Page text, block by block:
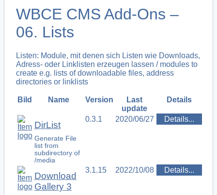
WBCE CMS Add-Ons –
06. Lists
Listen: Module, mit denen sich Listen wie Downloads,
Adress- oder Linklisten erzeugen lassen / modules to
create e.g. lists of downloadable files, address
directories or linklists
Bild Name Version
Last
update
Details
DirList
Generate File
list from
subdirectory of
/media
0.3.1 2020/06/27 Details...
Download
Gallery 3
3.1.15 2022/10/08 Details...